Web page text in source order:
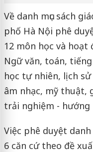
Về danh mục sách
phố Hà Nội phê
12 môn học và hoạt
Ngữ văn, toán, tiếng
học tự nhiên, lịch
âm nhạc, mỹ thuật,
trải nghiệm - hướng
Việc phê duyệt danh
6 căn cứ theo đề